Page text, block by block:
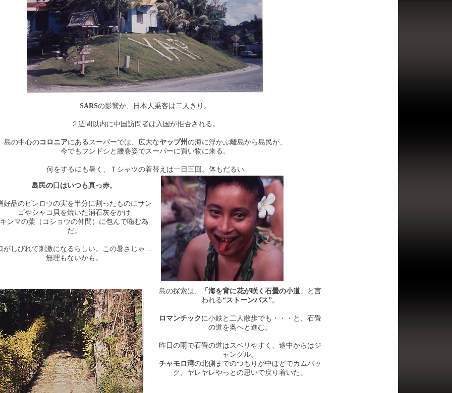
島の探索は、 「海を背に花が咲く石畳の小道」と言
われる“ストーンバス”。
ロマンチック に小鉄と二人散歩でも・・・と、石畳
の道を奥へと進む。
昨日の雨で石畳の道はスベリやすく、途中からはジ
ャングル。
チャモロ湾の北側までのつもりが中ほどでカムバッ
ク。ヤレヤレやっとの思いで戻り着いた。
島民の口はいつも真っ赤。
好品のビンロウの実を半分に割ったものにサン
ゴやシャコ貝を焼いた消石灰をかけ
キンマの葉（コショウの仲間）に包んで噛む為
だ。
がしびれて刺激になるらしい。この暑さじゃ…
無理もないかも。
SARSの影響か、日本人乗客は二人きり。
２週間以内に中国訪問者は入国が拒否される。
島の中心のコロニアにあるスーパーでは、広大なヤップ州の海に浮かぶ離島から島民が、
今でもフンドシと腰巻姿でスーパーに買い物に来る。
何をするにも暑く、Ｔシャツの着替えは一日三回。体もだるい